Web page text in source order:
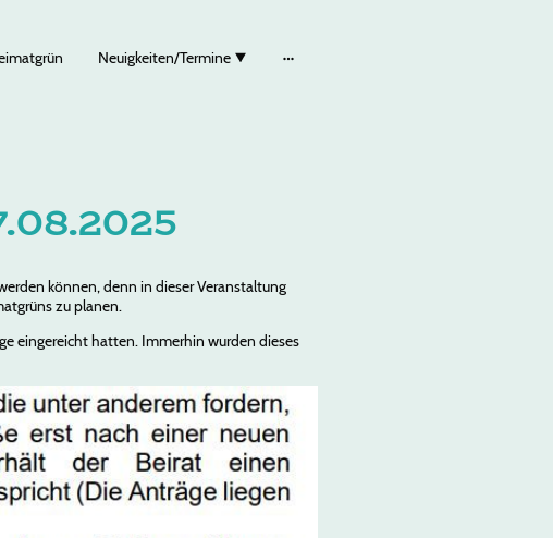
Neuigkeiten/Termine
können, denn in dieser Veranstaltung
zu planen.
eingereicht hatten. Immerhin wurden dieses